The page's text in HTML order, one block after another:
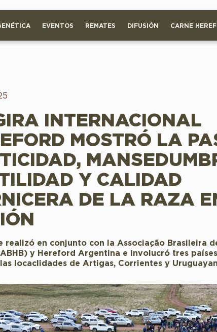
EVENTOS REMATES DIFUSIÓN CARNE
INTERNACIONAL
MOSTRÓ LA
Y CALIDAD
DE LA RAZA
realizó en conjunto con la Associação Brasileira
y Hereford Argentina e involucró tres
locaclidades de Artigas, Corrientes y